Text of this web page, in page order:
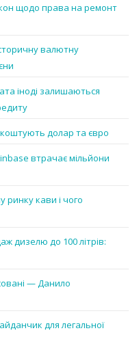
щодо права на ремонт
валютну
іноді залишаються
долар та євро
втрачає мільйони
ринку кави і чого
дизелю до 100 літрів:
— Данило
для легальної